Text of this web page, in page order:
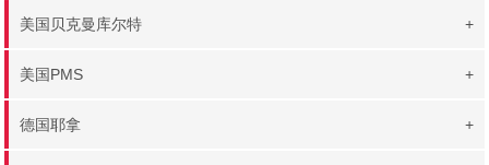
美国贝克曼库尔特 +
美国PMS +
德国耶拿 +